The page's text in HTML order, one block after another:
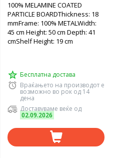
100% MELAMINE COATED
PARTICLE BOARDThickness: 18
mmFrame: 100% METALWidth:
45 cm Height: 50 cm Depth: 41
cmShelf Height: 19 cm
Бесплатна достава
Враќањето на производот е
возможно во рок од 14
дена
Доставуваме веќе од
02.09.2026